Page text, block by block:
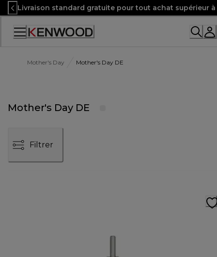
Skip
to
Content
Livraison standard gratuite pour tout achat supérieur
Accessibility
Mother's Day Mother's Day DE
Mother's Day DE
Filtrer